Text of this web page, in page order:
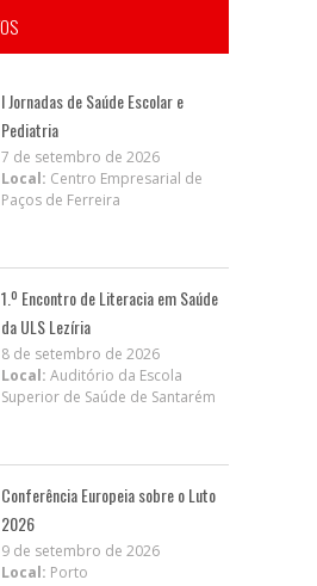
I Jornadas de Saúde Escolar e
Pediatria
7 de setembro de 2026
Local: Centro Empresarial de
Paços de Ferreira
1.º Encontro de Literacia em Saúde
da ULS Lezíria
8 de setembro de 2026
Local: Auditório da Escola
Superior de Saúde de Santarém
Conferência Europeia sobre o Luto
2026
9 de setembro de 2026
Local: Porto